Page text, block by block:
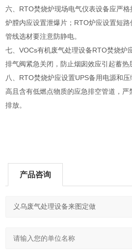
六、RTO焚烧炉现场电气仪表设备应严
炉膛内应设置泄爆片；RTO炉应设置短
管线选材要注意防静电。
七、VOCs有机废气处理设备RTO焚烧炉
排气阀紧急关闭，防止烟囱效应引起蓄热
八、RTO焚烧炉应设置UPS备用电源和
高且含有低燃点物质的应急排空管道，严
排放。
产品咨询